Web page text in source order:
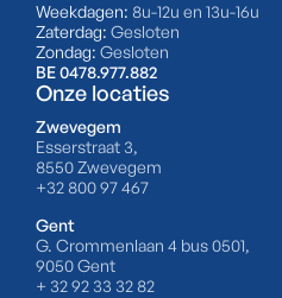
Weekdagen: 8u-12u en 13u-16u
Zaterdag: Gesloten
Zondag: Gesloten
BE 0478.977.882
Onze locaties
Zwevegem
Esserstraat 3,
8550 Zwevegem
+32 800 97 467
Gent
G. Crommenlaan 4 bus 0501,
9050 Gent
+ 32 92 33 32 82